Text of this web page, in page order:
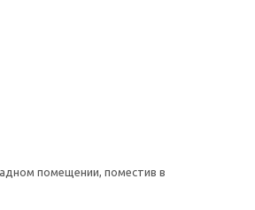
помещении, поместив в